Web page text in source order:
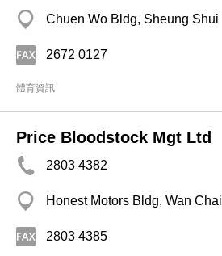
Chuen Wo Bldg, Sheung Shui
2672 0127
體育資訊
Price Bloodstock Mgt Ltd
2803 4382
Honest Motors Bldg, Wan Chai
2803 4385